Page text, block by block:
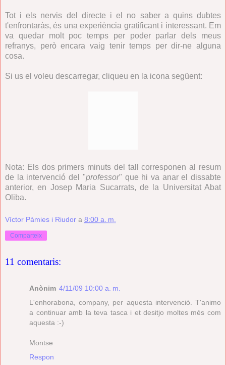
Tot i els nervis del directe i el no saber a quins dubtes
t'enfrontaràs, és una experiència gratificant i interessant. Em
va quedar molt poc temps per poder parlar dels meus
refranys, però encara vaig tenir temps per dir-ne alguna
cosa.
Si us el voleu descarregar, cliqueu en la icona següent:
Nota: Els dos primers minuts del tall corresponen al resum
de la intervenció del "professor" que hi va anar el dissabte
anterior, en Josep Maria Sucarrats, de la Universitat Abat
Oliba.
Víctor Pàmies i Riudor a 8:00 a. m.
Comparteix
11 comentaris:
Anònim 4/11/09 10:00 a. m.
L'enhorabona, company, per aquesta intervenció. T'animo
a continuar amb la teva tasca i et desitjo moltes més com
aquesta :-)
Montse
Respon